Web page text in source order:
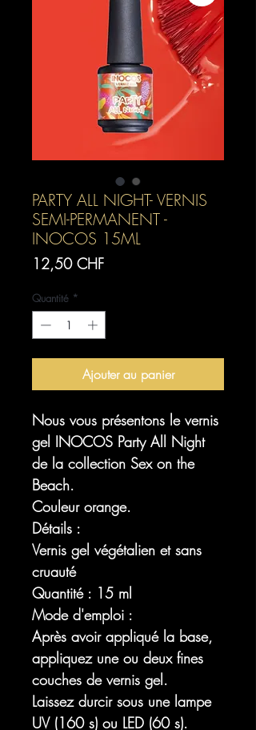
PARTY ALL NIGHT- VERNIS
SEMI-PERMANENT -
INOCOS 15ML
12,50 CHFPrix
Quantité *
Ajouter au panier
Nous vous présentons le vernis
gel INOCOS Party All Night
de la collection Sex on the
Beach.
Couleur orange.
Détails :
Vernis gel végétalien et sans
cruauté
Quantité : 15 ml
Mode d'emploi :
Après avoir appliqué la base,
appliquez une ou deux fines
couches de vernis gel.
Laissez durcir sous une lampe
UV (160 s) ou LED (60 s).